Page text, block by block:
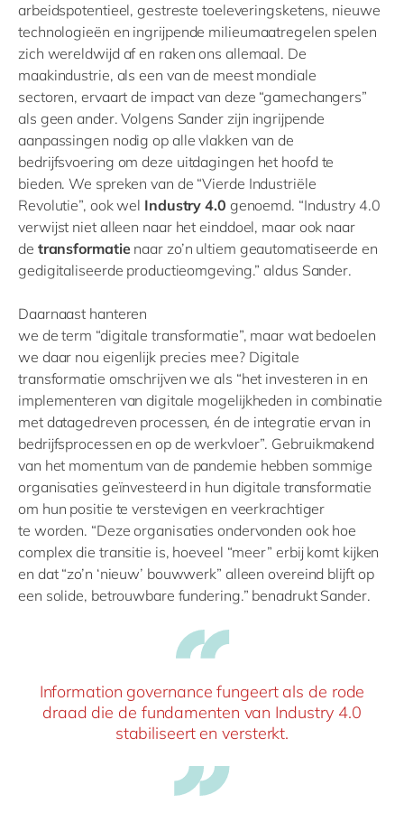
arbeidspotentieel, gestreste toeleveringsketens, nieuwe
technologieën en ingrijpende milieumaatregelen spelen
zich wereldwijd afen raken ons allemaal. De
maakindustrie, als een van de meest mondiale
sectoren, ervaart de impact van deze “gamechangers”
als geen ander. Volgens Sander zijn ingrijpende
aanpassingen nodigop alle vlakken van de
bedrijfsvoering om deze uitdagingen het hoofd te
bieden. We spreken van de “Vierde Industriële
Revolutie”, ook wel Industry 4.0 genoemd. “Industry4.0
verwijst niet alleen naar het einddoel, maar ook naar
de transformatienaar zo’n ultiem geautomatiseerde en
gedigitaliseerde productieomgeving.” aldus Sander.
Daarnaast hanteren
we determ “digitale transformatie”, maar wat bedoelen
we daar nou eigenlijk precies mee? Digitale
transformatie omschrijven we als “het investeren in en
implementeren van digitale mogelijkheden in combinatie
met datagedreven processen,én de integratie ervan in
bedrijfsprocessen en op de werkvloer”. Gebruikmakend
van het momentum van de pandemie hebben sommige
organisaties geïnvesteerd in hun digitale transformatie
om hun positie te verstevigen en veerkrachtiger
te worden. “Deze organisaties ondervonden ook hoe
complex die transitie is, hoeveel “meer” erbij komt kijken
en dat “zo’n ‘nieuw’ bouwwerk” alleen overeind blijft op
een solide, betrouwbare fundering.” benadrukt Sander.
Information governance fungeert als de rode
draad die de fundamenten van Industry 4.0
stabiliseert en versterkt.